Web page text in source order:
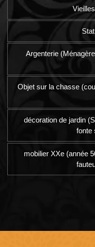
Argenterie
Objet sur la chasse
décoration de jardin
fonte
mobilier XXe (année